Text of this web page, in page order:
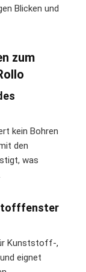
Blicken und
zum
kein Bohren
den
was
Kunststoff-,
eignet